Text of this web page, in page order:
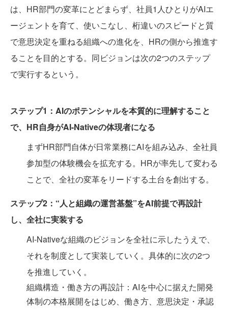
は、HR部門の変革にとどまらず、社員1人ひとりがAIエ
ージェントを育て、使いこなし、桁違いのスピードと質
で意思決定を重ねる組織への進化を、HRの側から推進す
ることを目的とする。同ビジョンは次の2つのステップ
で実行するという。
ステップ1：AIのポテンシャルを本質的に理解すること
で、HR自身がAI-Nativeの体現者になる
まずHR部門自体が日常業務にAIを組み込み、全社員
参加型の体験機会を拡充する。HRが率先して変わる
ことで、全社の変革をリードする土台を創出する。
ステップ2：“人と組織の運営基盤”をAI前提で再設計
し、全社に実装する
AI-Nativeな組織のビジョンを全社に示したうえで、
それを制度として実装していく。具体的に次の2つ
を推進していく。
組織構造・働き方の再設計：AIを中心に据えた開発
体制の本格展開をはじめ、働き方、意思決定・承認